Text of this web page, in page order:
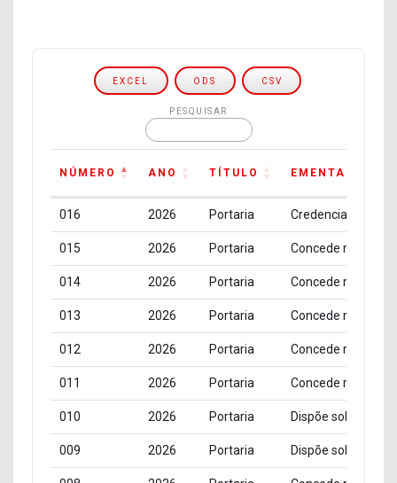
EXCEL ODS CSV
PESQUISAR
NÚMERO ANO TÍTULO EMENTA
016 2026 Portaria
015 2026 Portaria
014 2026 Portaria
013 2026 Portaria
012 2026 Portaria
011 2026 Portaria
010 2026 Portaria
009 2026 Portaria